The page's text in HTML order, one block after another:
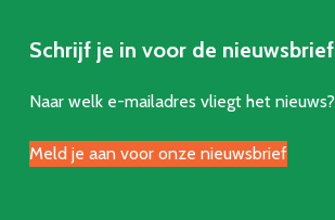
Schrijf je in voor de nieuwsbrief
Naar welk e-mailadres vliegt het nieuws?
Meld je aan voor onze nieuwsbrief